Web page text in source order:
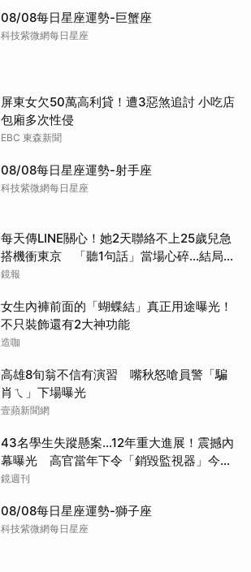
08/08每日星座運勢-巨蟹座
科技紫微網每日星座
屏東女欠50萬高利貸！遭3惡煞追討 小吃店
包廂多次性侵
EBC 東森新聞
08/08每日星座運勢-射手座
科技紫微網每日星座
每天傳LINE關心！她2天聯絡不上25歲兒急
搭機衝東京 「聽1句話」當場心碎...結局看
哭網
鏡報
女生內褲前面的「蝴蝶結」真正用途曝光！
不只裝飾還有2大神功能
造咖
高雄8旬翁不信有演習 嘴秋怒嗆員警「騙
肖ㄟ」下場曝光
壹蘋新聞網
43名學生失蹤懸案...12年重大進展！震撼內
幕曝光 高官當年下令「銷毀監視器」今遭
逮
鏡週刊
08/08每日星座運勢-獅子座
科技紫微網每日星座
取消